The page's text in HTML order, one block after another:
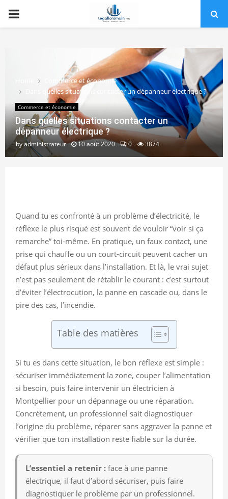
PRIMARY
Commerce et économie
Dans quelles situations contacter un dépanneur électrique ?
Commerce et économie
Dans quelles situations contacter un
dépanneur électrique ?
byadministrateur 10 août 2020 0 3874
Quand tu es confronté à un problème d’électricité, le
réflexe le plus risqué est souvent de vouloir “voir si ça
remarche” toi-même. En pratique, un faux contact, une
prise qui chauffe ou un court-circuit peuvent cacher un
défaut plus sérieux dans l’installation. Et là, le vrai sujet
n’est pas seulement de rétablir le courant : c’est surtout
d’éviter l’électrocution, la panne en cascade ou, dans le
pire des cas, l’incendie.
Table des matières
Si tu es dans cette situation, le bon réflexe est simple :
sécuriser immédiatement la zone, couper l’alimentation
si besoin, puis faire intervenir un électricien à
Montpellier pour un dépannage ou une réparation.
Concrètement, un professionnel sait diagnostiquer
l’origine du problème, réparer sans aggraver la panne et
vérifier que ton installation reste fiable sur la durée.
L’essentiel a retenir : face à une panne
électrique, il faut d’abord sécuriser, puis faire
diagnostiquer le problème par un professionnel.